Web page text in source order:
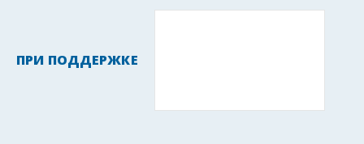
ПРИ ПОДДЕРЖКЕ